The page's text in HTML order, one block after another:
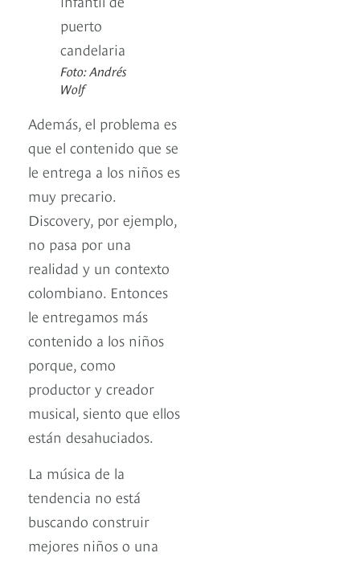
Foto: Andrés
Wolf
Además, el problema es
que el contenido que se
le entrega a los niños es
muy precario.
Discovery, por ejemplo,
no pasa por una
realidad y un contexto
colombiano. Entonces
le entregamos más
contenido a los niños
porque, como
productor y creador
musical, siento que ellos
están desahuciados.
La música de la
tendencia no está
buscando construir
mejores niños o una